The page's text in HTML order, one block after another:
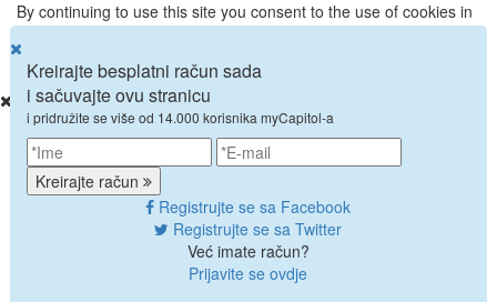
By continuing to use this site you consent to the use of cookies in
cookie policy
POČETNA
LOKACIJE
Alanya
Istanbul
Kreirajte besplatni račun sada
i sačuvajte ovu stranicu
i pridružite se više od 14.000 korisnika myCapitol-a
Kreirajte račun
Registrujte se sa Facebook
Registrujte se sa Twitter
Već imate račun?
Prijavite se ovdje